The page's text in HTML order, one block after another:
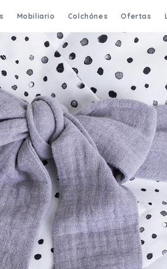
Mobiliario Colchónes Ofertas